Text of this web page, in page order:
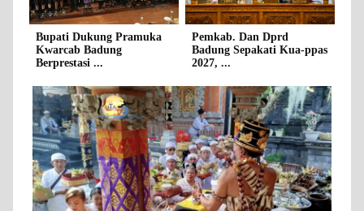
Bupati Dukung Pramuka
Kwarcab Badung
Berprestasi ...
Pemkab. Dan Dprd
Badung Sepakati Kua-ppas
2027, ...